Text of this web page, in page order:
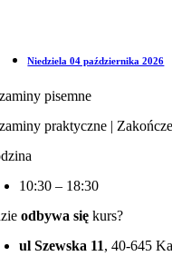
Niedziela 04 października 2026
pisemne
praktyczne |
10:30 – 18:30
odbywa się kurs?
ul Szewska 11, 40-645